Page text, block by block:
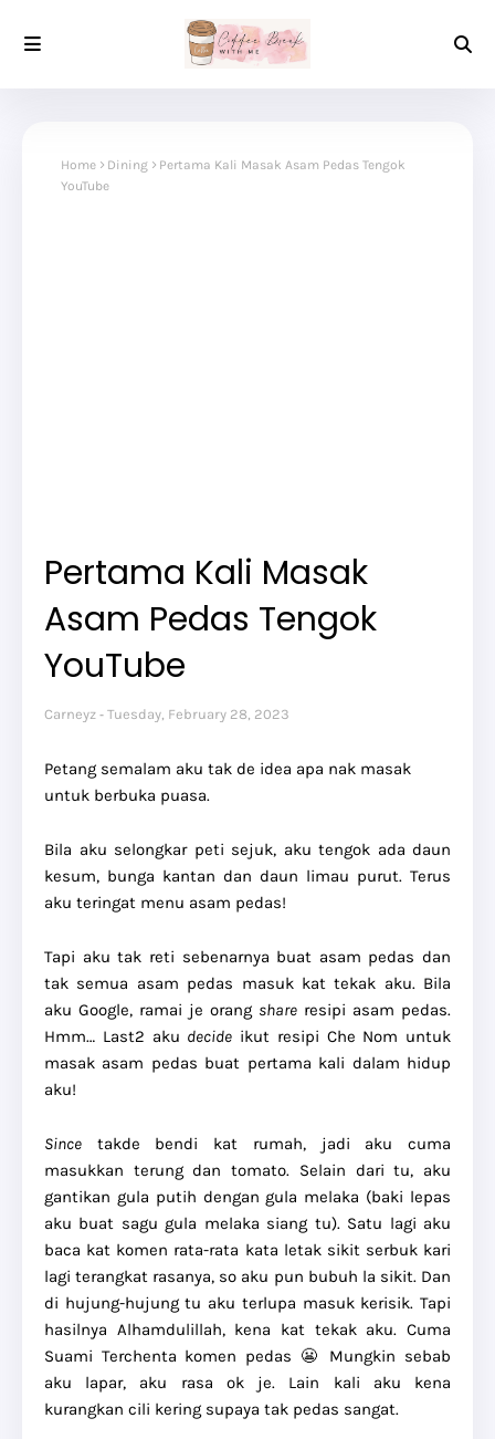
Home Dining
Pertama Kali Masak Asam Pedas Tengok
YouTube
Pertama Kali Masak
Asam Pedas Tengok
YouTube
Carneyz Tuesday, February 28, 2023
Petang semalam aku tak de idea apa nak masak
untuk berbuka puasa.
Bila aku selongkar peti sejuk, aku tengok ada daun
kesum, bunga kantan dan daun limau purut. Terus
aku teringat menu asam pedas!
Tapi aku tak reti sebenarnya buat asam pedas dan
tak semua asam pedas masuk kat tekak aku. Bila
aku Google, ramai je orang share resipi asam pedas.
Hmm… Last2 aku decide ikut resipi Che Nom untuk
masak asam pedas buat pertama kali dalam hidup
aku!
Since takde bendi kat rumah, jadi aku cuma
masukkan terung dan tomato. Selain dari tu, aku
gantikan gula putih dengan gula melaka (baki lepas
aku buat sagu gula melaka siang tu). Satu lagi aku
baca kat komen rata-rata kata letak sikit serbuk kari
lagi terangkat rasanya, so aku pun bubuh la sikit. Dan
di hujung-hujung tu aku terlupa masuk kerisik. Tapi
hasilnya Alhamdulillah, kena kat tekak aku. Cuma
Suami Terchenta komen pedas 😬 Mungkin sebab
aku lapar, aku rasa ok je. Lain kali aku kena
kurangkan cili kering supaya tak pedas sangat.